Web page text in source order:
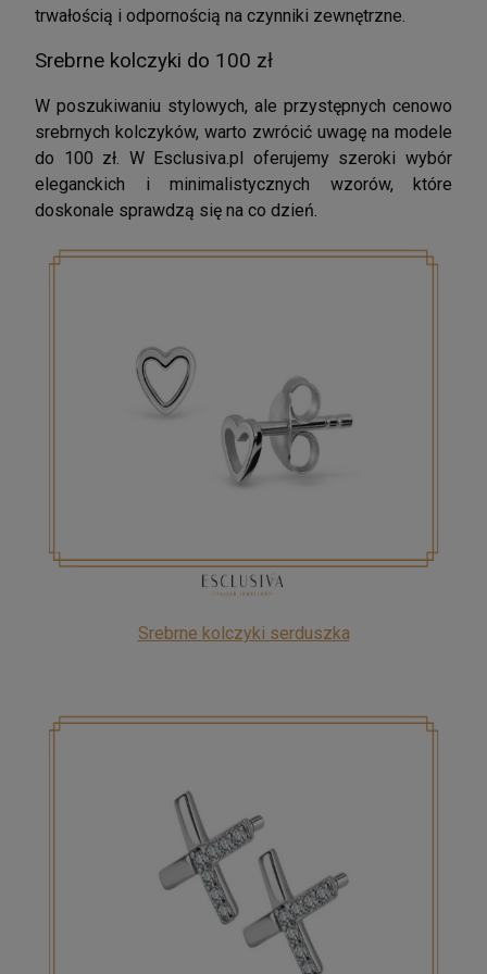
trwałością i odpornością na czynniki zewnętrzne.
Srebrne kolczyki do 100 zł
W poszukiwaniu stylowych, ale przystępnych cenowo
srebrnych kolczyków, warto zwrócić uwagę na modele
do 100 zł. W Esclusiva.pl oferujemy szeroki wybór
eleganckich i minimalistycznych wzorów, które
doskonale sprawdzą się na co dzień.
Srebrne kolczyki serduszka